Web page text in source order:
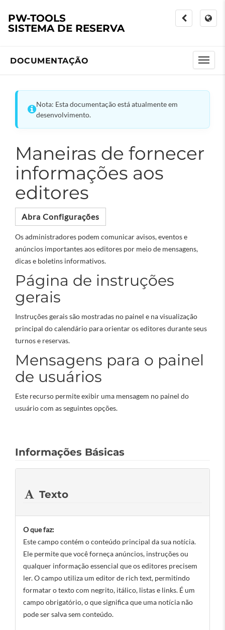
PW-TOOLS
SISTEMA DE RESERVA
DOCUMENTAÇÃO
Nota: Esta documentação está atualmente em
desenvolvimento.
Maneiras de fornecer
informações aos
editores
Abra Configurações
Os administradores podem comunicar avisos, eventos e
anúncios importantes aos editores por meio de mensagens,
dicas e boletins informativos.
Página de instruções
gerais
Instruções gerais são mostradas no painel e na visualização
principal do calendário para orientar os editores durante seus
turnos e reservas.
Mensagens para o painel
de usuários
Este recurso permite exibir uma mensagem no painel do
usuário com as seguintes opções.
Informações Básicas
Texto
O que faz:
Este campo contém o conteúdo principal da sua notícia.
Ele permite que você forneça anúncios, instruções ou
qualquer informação essencial que os editores precisem
ler. O campo utiliza um editor de rich text, permitindo
formatar o texto com negrito, itálico, listas e links. É um
campo obrigatório, o que significa que uma notícia não
pode ser salva sem conteúdo.